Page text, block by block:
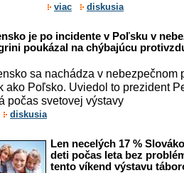
viac diskusia
je po incidente v Poľsku v
poukázal na chýbajúcu
sa nachádza v nebezpečnom
ako Poľsko. Uviedol to prezident
počas svetovej výstavy
diskusia
Len necelých 17 %
deti počas leta bez
tento víkend výstavu